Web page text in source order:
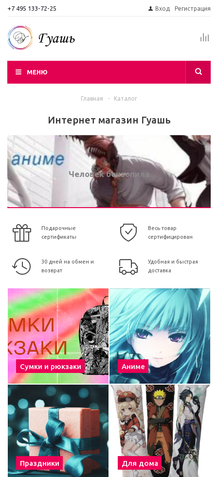
+7 495 133-72-25 Вход Регистрация
МЕНЮ
Главная - Каталог
Интернет магазин Гуашь
Человек бензопила
Подарочные
сертификаты
Весь товар
сертифицирован
30 дней на обмен и
возврат
Удобная и быстрая
доставка
Сумки и рюкзаки Аниме
Праздники Для дома